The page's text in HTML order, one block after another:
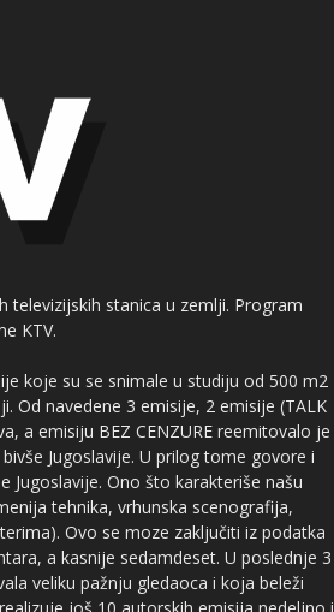
televizijskih stanica u zemlji. Program
KTV.
koje su se snimale u studiju od 500 m2
Od navedene 3 emisije, 2 emisije (TALK
a emisiju BEZ CENZURE reemitovalo je
Jugoslavije. U prilog tome govore i
Jugoslavije. Ono što karakteriše našu
tehnika, vrhunska scenografija,
Ovo se moze zaključiti iz podatka
a kasnije sedamdeset. U poslednje 3
veliku pažnju gledaoca i koja beleži
još 10 autorskih emisija nedeljno i